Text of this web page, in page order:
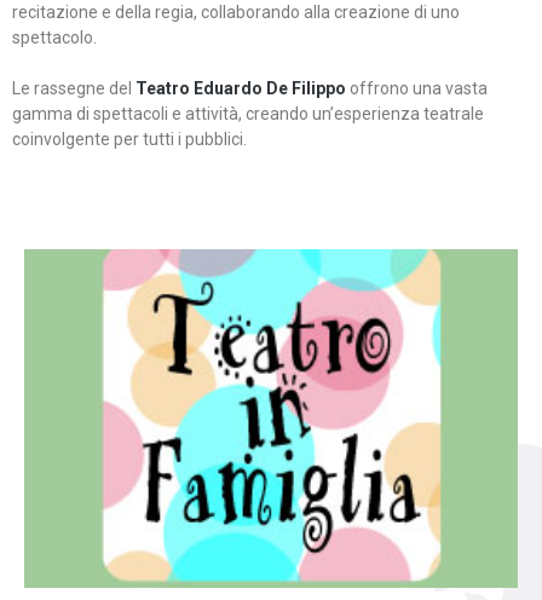
recitazione e della regia, collaborando alla creazione di uno
spettacolo.
Le rassegne del Teatro Eduardo De Filippo offrono una vasta
gamma di spettacoli e attività, creando un’esperienza teatrale
coinvolgente per tutti i pubblici.
Teatro in famiglia
Teatro In Famiglia è una rassegna di teatro concepita
per far condividere e godere del teatro all’intera
famiglia.
Continua